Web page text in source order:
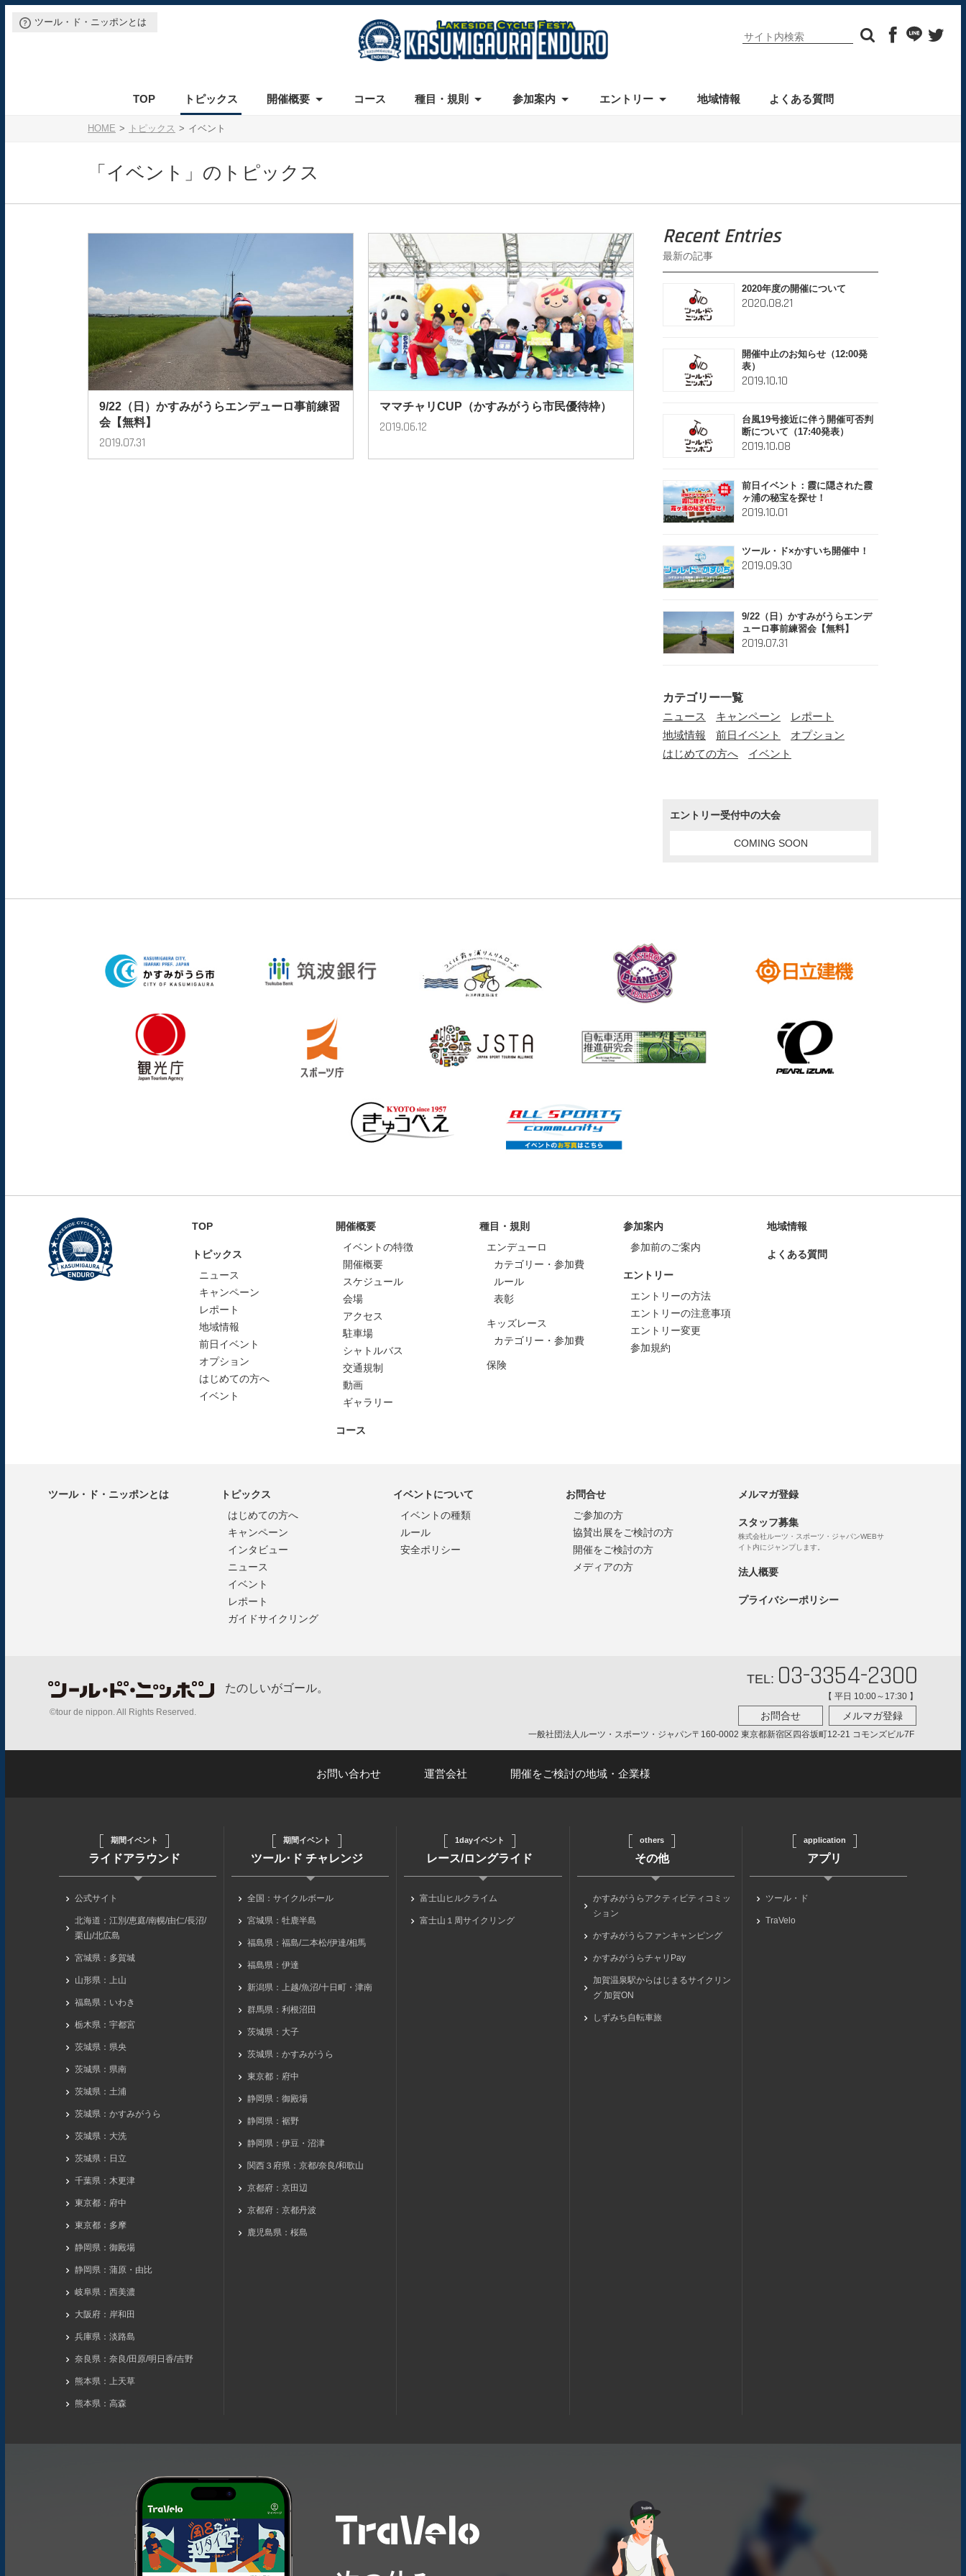
ツール・ド・ニッポンとは
TOP トピックス 開催概要 コース 種目・規則 参加案内 エントリー 地域情報 よくある質問
HOME トピックス イベント
「イベント」のトピックス
9/22（日）かすみがうらエンデューロ事前練習
会【無料】
2019.07.31
ママチャリCUP（かすみがうら市民優待枠）
2019.06.12
Recent Entries
最新の記事
2020年度の開催について
2020.08.21
開催中止のお知らせ（12:00発
表）
2019.10.10
台風19号接近に伴う開催可否判
断について（17:40発表）
2019.10.08
前日イベント：霞に隠された霞
ヶ浦の秘宝を探せ！
2019.10.01
ツール・ド×かすいち開催中！
2019.09.30
9/22（日）かすみがうらエンデ
ューロ事前練習会【無料】
2019.07.31
カテゴリー一覧
ニュース キャンペーン
レポート
地域情報
前日イベント
オプション
はじめての方へ
イベント
エントリー受付中の大会
COMING SOON
TOP
トピックス
ニュース
キャンペーン
レポート
地域情報
前日イベント
オプション
はじめての方へ
イベント
開催概要
イベントの特徴
開催概要
スケジュール
会場
アクセス
駐車場
シャトルバス
交通規制
動画
ギャラリー
コース
種目・規則
エンデューロ
カテゴリー・参加費
ルール
表彰
キッズレース
カテゴリー・参加費
保険
参加案内
参加前のご案内
エントリー
エントリーの方法
エントリーの注意事項
エントリー変更
参加規約
地域情報
よくある質問
ツール・ド・ニッポンとは
トピックス
はじめての方へ
キャンペーン
インタビュー
ニュース
イベント
レポート
ガイドサイクリング
イベントについて
イベントの種類
ルール
安全ポリシー
お問合せ
ご参加の方
協賛出展をご検討の方
開催をご検討の方
メディアの方
メルマガ登録
スタッフ募集
株式会社ルーツ・スポーツ・ジャパンWEBサ
イト内にジャンプします。
法人概要
プライバシーポリシー
たのしいがゴール。
©tour de nippon. All Rights Reserved.
TEL: 03-3354-2300
【 平日 10:00～17:30 】
お問合せ メルマガ登録
一般社団法人ルーツ・スポーツ・ジャパン〒160-0002 東京都新宿区四谷坂町12-21 コモンズビル7F
お問い合わせ 運営会社 開催をご検討の地域・企業様
期間イベント
ライドアラウンド
公式サイト
北海道：江別/恵庭/南幌/由仁/長沼/
栗山/北広島
宮城県：多賀城
山形県：上山
福島県：いわき
栃木県：宇都宮
茨城県：県央
茨城県：県南
茨城県：土浦
茨城県：かすみがうら
茨城県：大洗
茨城県：日立
千葉県：木更津
東京都：府中
東京都：多摩
静岡県：御殿場
静岡県：蒲原・由比
岐阜県：西美濃
大阪府：岸和田
兵庫県：淡路島
奈良県：奈良/田原/明日香/吉野
熊本県：上天草
熊本県：高森
期間イベント
ツール･ド チャレンジ
全国：サイクルボール
宮城県：牡鹿半島
福島県：福島/二本松/伊達/相馬
福島県：伊達
新潟県：上越/魚沼/十日町・津南
群馬県：利根沼田
茨城県：大子
茨城県：かすみがうら
東京都：府中
静岡県：御殿場
静岡県：裾野
静岡県：伊豆・沼津
関西３府県：京都/奈良/和歌山
京都府：京田辺
京都府：京都丹波
鹿児島県：桜島
1dayイベント
レース/ロングライド
富士山ヒルクライム
富士山１周サイクリング
others
その他
かすみがうらアクティビティコミッ
ション
かすみがうらファンキャンピング
かすみがうらチャリPay
加賀温泉駅からはじまるサイクリン
グ 加賀ON
しずみち自転車旅
application
アプリ
ツール・ド
TraVelo